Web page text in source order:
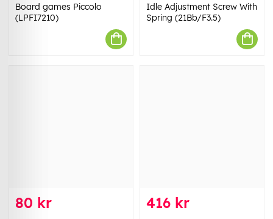
Board games Piccolo
(LPFI7210)
Idle Adjustment Screw With
Spring (21Bb/F3.5)
80 kr 416 kr